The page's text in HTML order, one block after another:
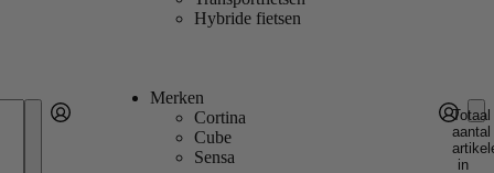
Hybride fietsen
Merken
Cortina
Cube
Sensa
Andere inlogoptiesInloggen
Totaal
aantal
in